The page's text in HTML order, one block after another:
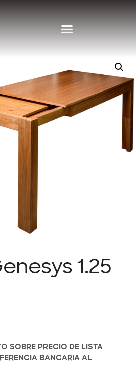
1.25
SOBRE PRECIO DE LISTA
BANCARIA AL